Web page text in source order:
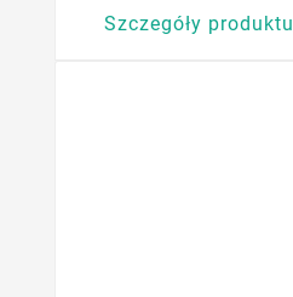
Szczegóły produktu